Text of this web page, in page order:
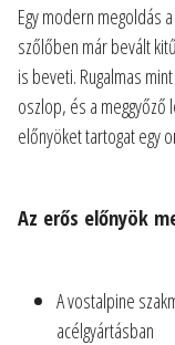
Egy modern megoldás
szőlőben már bevált
is beveti. Rugalmas
oszlop, és a
előnyöket tartogat egy
Az erős előnyök
A vostalpine
acélgyártásban